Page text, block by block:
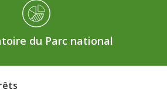
du Parc national